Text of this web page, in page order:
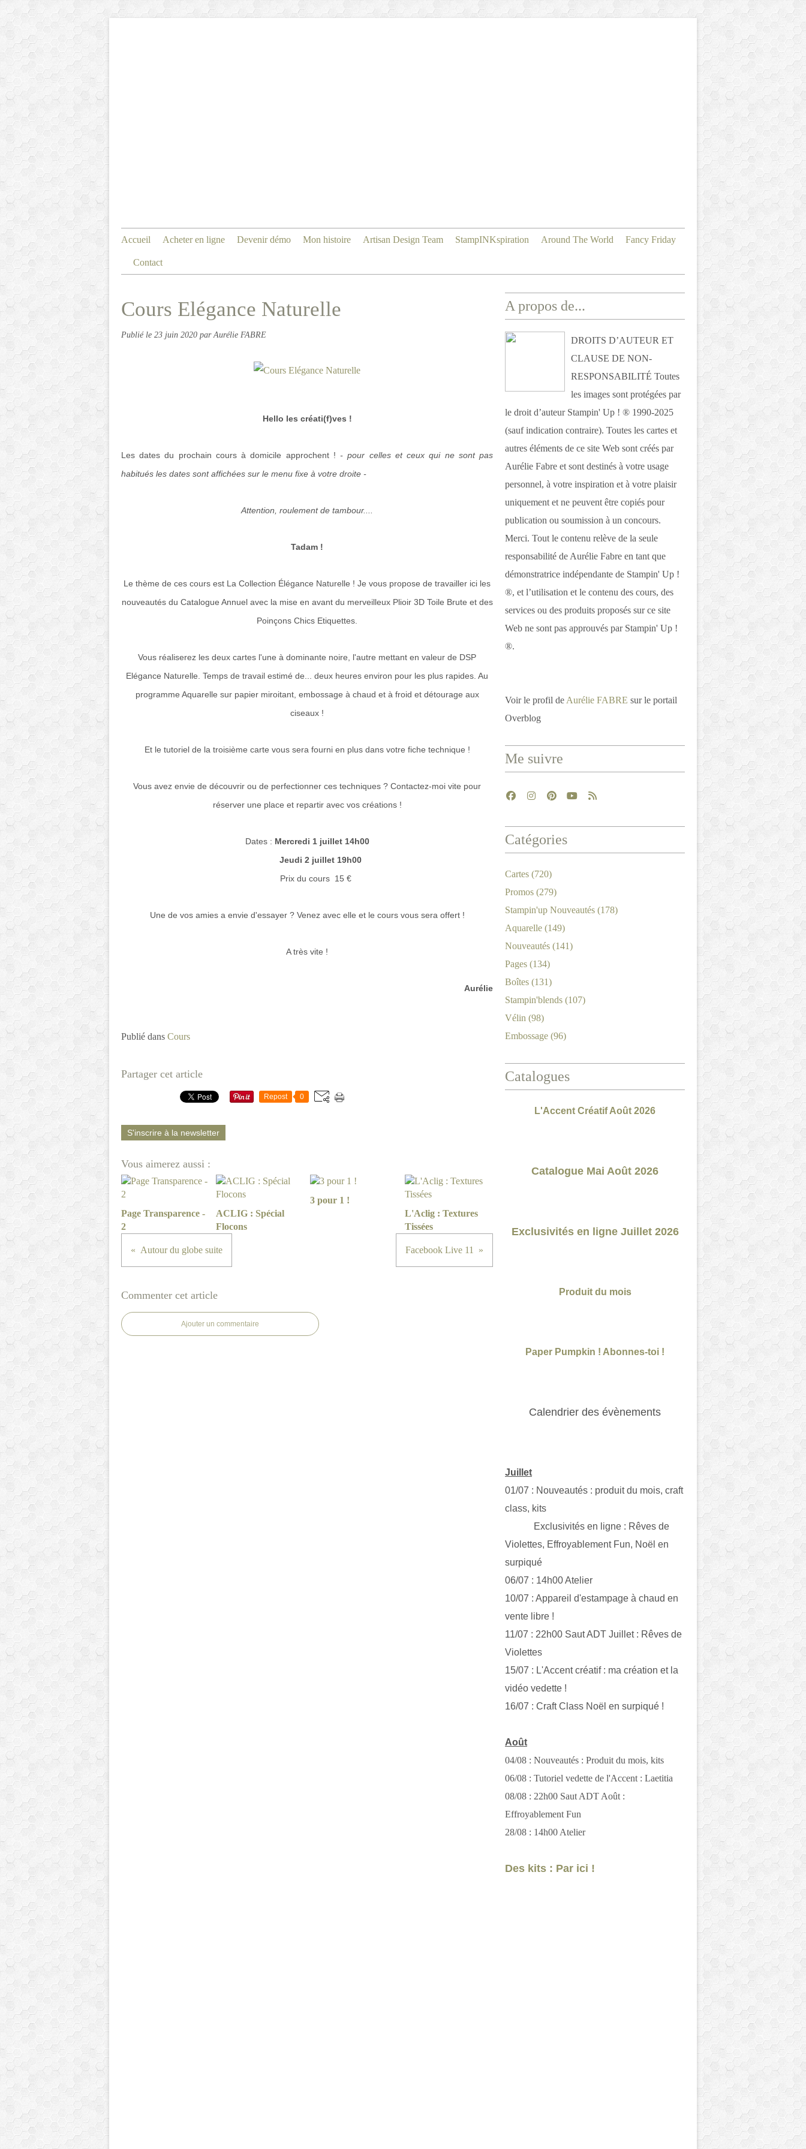
Accueil Acheter en ligne Devenir démo Mon histoire Artisan Design Team StampINKspiration Around The World Fancy Friday
Contact
Cours Elégance Naturelle
Publié le 23 juin 2020 par Aurélie FABRE
Hello les créati(f)ves !
Les dates du prochain cours à domicile approchent !- pour celles et ceux qui ne sont pas
habitués les dates sont affichées sur le menu fixe à votre droite -
Attention, roulement de tambour....
Tadam !
Le thème de ces cours est La Collection Élégance Naturelle ! Je vous propose de travailler ici les
nouveautés du Catalogue Annuel avec la mise en avant du merveilleux Plioir 3D Toile Brute et des
Poinçons Chics Etiquettes.
Vous réaliserez les deux cartes l'une à dominante noire, l'autre mettant en valeur de DSP
Elégance Naturelle. Temps de travail estimé de... deux heures environ pour les plus rapides. Au
programme Aquarelle sur papier miroitant, embossage à chaud et à froid et détourage aux
ciseaux !
Et le tutoriel de la troisième carte vous sera fourni en plus dans votre fiche technique !
Vous avez envie de découvrir ou de perfectionner ces techniques ? Contactez-moi vite pour
réserver une place et repartir avec vos créations !
Dates : Mercredi 1 juillet 14h00
Jeudi 2 juillet 19h00
Prix du cours 15 €
Une de vos amies a envie d'essayer ? Venez avec elle et le cours vous sera offert !
A très vite !
Aurélie
Publié dans Cours
Partager cet article
Repost 0
S'inscrire à la newsletter
Vous aimerez aussi :
Page Transparence -
2
ACLIG : Spécial
Flocons
3 pour 1 !
L'Aclig : Textures
Tissées
Autour du globe suite Facebook Live 11
Commenter cet article
Ajouter un commentaire
A propos de...
DROITS D’AUTEUR ET
CLAUSE DE NON-
RESPONSABILITÉ Toutes
les images sont protégées par
le droit d’auteur Stampin' Up ! ® 1990-2025
(sauf indication contraire). Toutes les cartes et
autres éléments de ce site Web sont créés par
Aurélie Fabre et sont destinés à votre usage
personnel, à votre inspiration et à votre plaisir
uniquement et ne peuvent être copiés pour
publication ou soumission à un concours.
Merci. Tout le contenu relève de la seule
responsabilité de Aurélie Fabre en tant que
démonstratrice indépendante de Stampin' Up !
®, et l’utilisation et le contenu des cours, des
services ou des produits proposés sur ce site
Web ne sont pas approuvés par Stampin' Up !
®.
Voir le profil de Aurélie FABRE sur le portail
Overblog
Me suivre
Catégories
Cartes (720)
Promos (279)
Stampin'up Nouveautés (178)
Aquarelle (149)
Nouveautés (141)
Pages (134)
Boîtes (131)
Stampin'blends (107)
Vélin (98)
Embossage (96)
Catalogues
L'Accent Créatif Août 2026
Catalogue Mai Août 2026
Exclusivités en ligne Juillet 2026
Produit du mois
Paper Pumpkin ! Abonnes-toi !
Calendrier des évènements
Juillet
01/07 : Nouveautés : produit du mois, craft
class, kits
Exclusivités en ligne : Rêves de
Violettes, Effroyablement Fun, Noël en
surpiqué
06/07 : 14h00 Atelier
10/07 : Appareil d'estampage à chaud en
vente libre !
11/07 : 22h00 Saut ADT Juillet : Rêves de
Violettes
15/07 : L'Accent créatif : ma création et la
vidéo vedette !
16/07 : Craft Class Noël en surpiqué !
Août
04/08 : Nouveautés : Produit du mois, kits
06/08 : Tutoriel vedette de l'Accent : Laetitia
08/08 : 22h00 Saut ADT Août :
Effroyablement Fun
28/08 : 14h00 Atelier
Des kits : Par ici !